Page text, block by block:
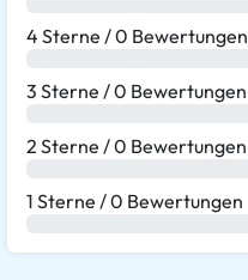
4 Sterne / 0 Bewertungen
3 Sterne / 0 Bewertungen
2 Sterne / 0 Bewertungen
1 Sterne / 0 Bewertungen